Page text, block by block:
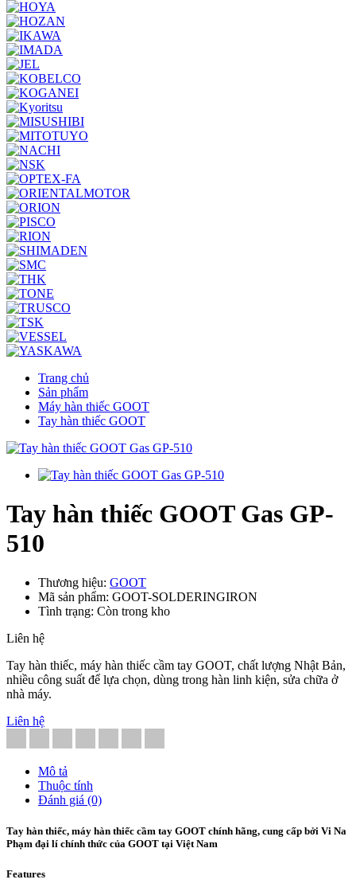
Trang chủ
Sản phẩm
Máy hàn thiếc GOOT
Tay hàn thiếc GOOT
Tay hàn thiếc GOOT Gas GP-
510
Thương hiệu: GOOT
Mã sản phẩm: GOOT-SOLDERINGIRON
Tình trạng: Còn trong kho
Liên hệ
Tay hàn thiếc, máy hàn thiếc cầm tay GOOT, chất lượng Nhật Bản,
nhiều công suất để lựa chọn, dùng trong hàn linh kiện, sửa chữa ở
nhà máy.
Liên hệ
Mô tả
Thuộc tính
Đánh giá (0)
Tay hàn thiếc, máy hàn thiếc cầm tay GOOT chính hãng, cung cấp bởi Vi Na
Phạm đại lí chính thức của GOOT tại Việt Nam
Features